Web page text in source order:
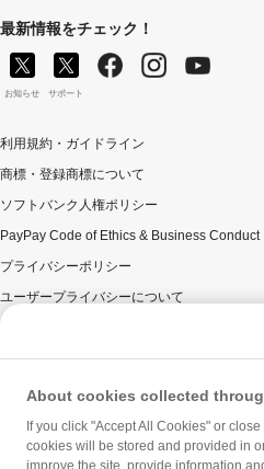
最新情報をチェック！
お知らせ サポート
利用規約・ガイドライン
商標・登録商標について
ソフトバンク人権ポリシー
PayPay Code of Ethics & Business Conduct
プライバシーポリシー
ユーザープライバシーについて
ウェブサイト利用規約
反社会的勢力に対する方針
勧誘方針
マネロン等基本方針
About cookies collected
If you click "Accept All Cookies" or
cookies will be stored and provided in
improve the site, provide information